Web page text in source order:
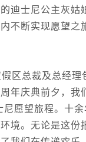
迪士尼公主灰
不断实现愿望
假区总裁及总经
年庆典前夕，
愿望旅程。十
境。无论是这